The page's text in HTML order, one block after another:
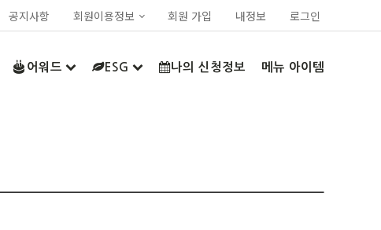
공지사항 회원이용정보 회원 가입 내정보 로그인
어워드 ESG 나의 신청정보 메뉴 아이템